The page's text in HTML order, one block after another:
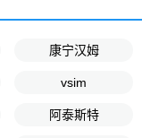
康宁汉姆
vsim
阿泰斯特